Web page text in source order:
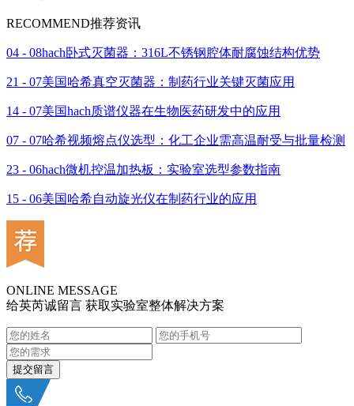
RECOMMEND推荐资讯
04 - 08hach卧式灭菌器：316L不锈钢腔体耐腐蚀结构优势
21 - 07美国哈希真空灭菌器：制药行业关键灭菌应用
14 - 07美国hach质谱仪器在生物医药研发中的应用
07 - 07哈希视频熔点仪选型：化工企业需高温耐受与批量检测
23 - 06hach微机控温加热板：实验室选型参数指南
15 - 06美国哈希自动旋光仪在制药行业的应用
ONLINE MESSAGE
给英芮诚留言 获取实验室整体解决方案